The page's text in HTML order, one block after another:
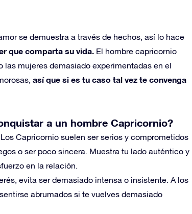
se demuestra a través de hechos, así lo hace
que comparta su vida. El hombre capricornio
mujeres demasiado experimentadas en el
así que si es tu caso tal vez te convenga
a un hombre Capricornio?
Capricornio suelen ser serios y comprometidos
o ser poco sincera. Muestra tu lado auténtico y
en la relación.
evita ser demasiado intensa o insistente. A los
abrumados si te vuelves demasiado